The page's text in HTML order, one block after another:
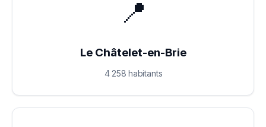
📍
Le Châtelet-en-Brie
4 258 habitants